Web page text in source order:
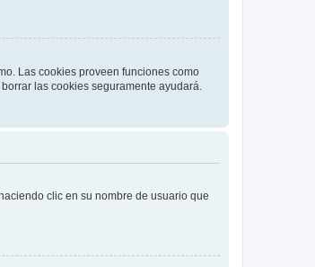
Las cookies proveen funciones como
las cookies seguramente ayudará.
clic en su nombre de usuario que